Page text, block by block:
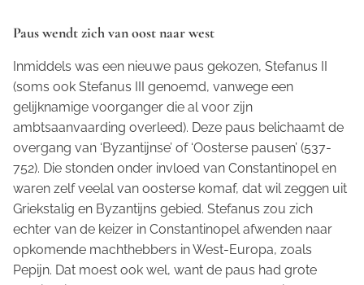
Paus wendt zich van oost naar west
Inmiddels was een nieuwe paus gekozen, Stefanus II
(soms ook Stefanus III genoemd, vanwege een
gelijknamige voorganger die al voor zijn
ambtsaanvaarding overleed). Deze paus belichaamt de
overgang van ‘Byzantijnse’ of ‘Oosterse pausen’ (537-
752). Die stonden onder invloed van Constantinopel en
waren zelf veelal van oosterse komaf, dat wil zeggen uit
Griekstalig en Byzantijns gebied. Stefanus zou zich
echter van de keizer in Constantinopel afwenden naar
opkomende machthebbers in West-Europa, zoals
Pepijn. Dat moest ook wel, want de paus had grote